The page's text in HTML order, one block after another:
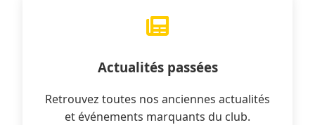
Actualités passées
Retrouvez toutes nos anciennes actualités
et événements marquants du club.